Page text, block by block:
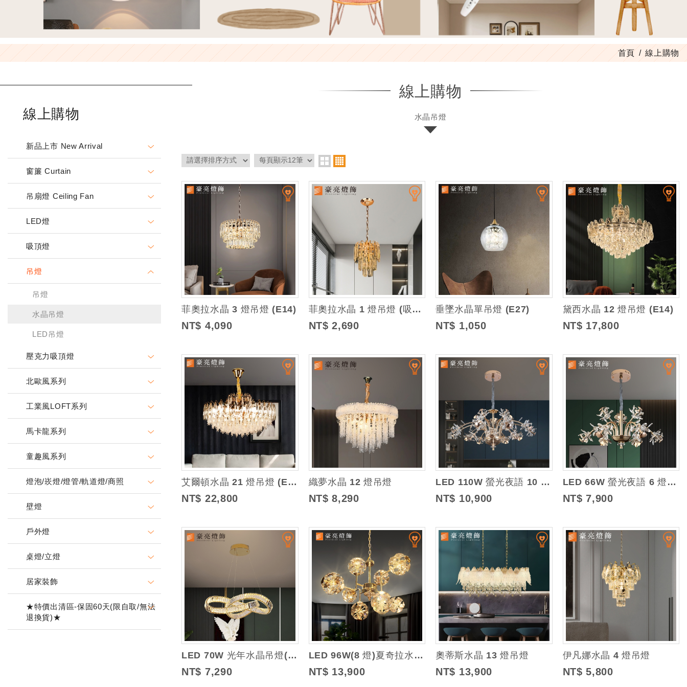
首頁 線上購物
線上購物
新品上市 New Arrival
窗簾 Curtain
吊扇燈 Ceiling Fan
LED燈
吸頂燈
吊燈
吊燈
水晶吊燈
LED吊燈
壓克力吸頂燈
北歐風系列
工業風LOFT系列
馬卡龍系列
童趣風系列
燈泡/崁燈/燈管/軌道燈/商照
壁燈
戶外燈
桌燈/立燈
居家裝飾
★特價出清區-保固60天(限自取/無法
退換貨)★
線上購物
水晶吊燈
菲奧拉水晶 3 燈吊燈 (E14)
NT$ 4,090
菲奧拉水晶 1 燈吊燈 (吸頂盤直徑約10cm)
NT$ 2,690
垂墜水晶單吊燈 (E27)
NT$ 1,050
黛西水晶 12 燈吊燈 (E14)
NT$ 17,800
艾爾頓水晶 21 燈吊燈 (E14)
NT$ 22,800
織夢水晶 12 燈吊燈
NT$ 8,290
LED 110W 螢光夜語 10 燈水晶吊燈 (三色光)
NT$ 10,900
LED 66W 螢光夜語 6 燈水晶吊燈 (三色光)
NT$ 7,900
LED 70W 光年水晶吊燈(三色光)
NT$ 7,290
LED 96W(8 燈)夏奇拉水晶吊燈
NT$ 13,900
奧蒂斯水晶 13 燈吊燈
NT$ 13,900
伊凡娜水晶 4 燈吊燈
NT$ 5,800